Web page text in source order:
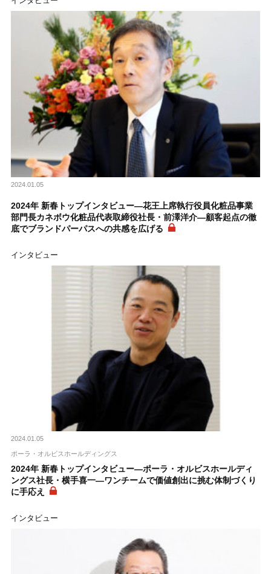
2024.01.05
2024年 新春トップインタビュー―花王上席執行役員化粧品事業
部門長カネボウ化粧品代表取締役社長・前澤洋介―顧客起点の徹
底でブランドパーパスへの共感を広げる
インタビュー
2024.01.05
ポーラ・オルビスホールディングス
2024年 新春トップインタビュー―ポーラ・オルビスホールディ
ングス社長・横手喜一―ワンチームで価値創出に挑む体制づくり
に手応え
インタビュー